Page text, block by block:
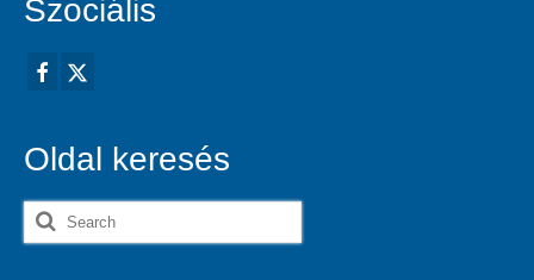
Szociális
Oldal keresés
Search
for: